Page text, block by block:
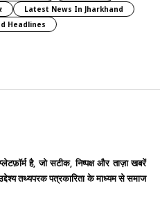
Latest News In Jharkhand
Headlines
है, जो सटीक, निष्पक्ष और ताज़ा खबरें
तथ्यपरक पत्रकारिता के माध्यम से समाज